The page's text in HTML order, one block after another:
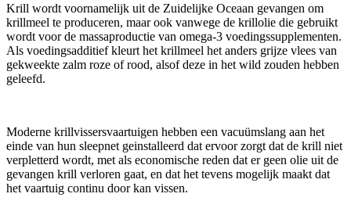
Krill wordt voornamelijk uit de Zuidelijke Oceaan gevangen om
krillmeel te produceren, maar ook vanwege de krillolie die gebruikt
wordt voor de massaproductie van omega-3 voedingssupplementen.
Als voedingsadditief kleurt het krillmeel het anders grijze vlees van
gekweekte zalm roze of rood, alsof deze in het wild zouden hebben
geleefd.
Moderne krillvissersvaartuigen hebben een vacuümslang aan het
einde van hun sleepnet geinstalleerd dat ervoor zorgt dat de krill niet
verpletterd wordt, met als economische reden dat er geen olie uit de
gevangen krill verloren gaat, en dat het tevens mogelijk maakt dat
het vaartuig continu door kan vissen.